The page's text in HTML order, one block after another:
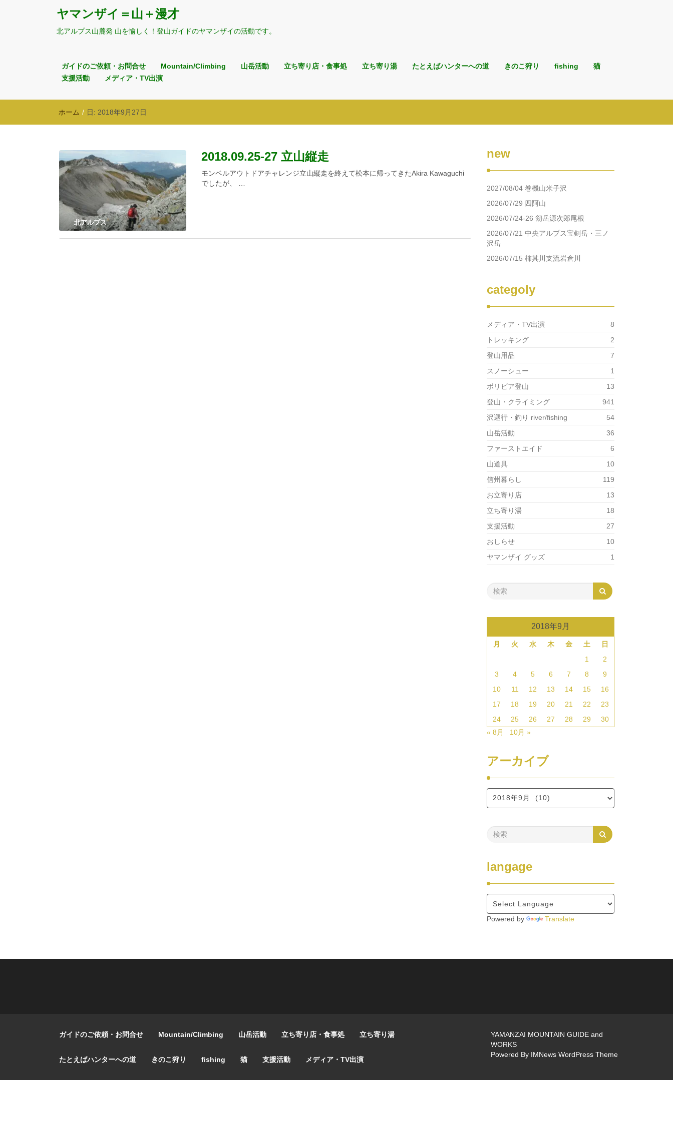
ヤマンザイ＝山＋漫才
北アルプス山麓発 山を愉しく！登山ガイドのヤマンザイの活動です。
ガイドのご依頼・お問合せ Mountain/Climbing 山岳活動 立ち寄り店・食事処 立ち寄り湯 たとえばハンターへの道 きのこ狩り fishing
猫
支援活動
メディア・TV出演
ホーム / 日: 2018年9月27日
北アルプス
2018.09.25-27 立山縦走
モンベルアウトドアチャレンジ立山縦走を終えて松本に帰ってきたAkira Kawaguchi
でしたが、 …
new
2027/08/04 巻機山米子沢
2026/07/29 四阿山
2026/07/24-26 剱岳源次郎尾根
2026/07/21 中央アルプス宝剣岳・三ノ
沢岳
2026/07/15 柿其川支流岩倉川
categoly
メディア・TV出演
8
トレッキング
2
登山用品
7
スノーシュー
1
ボリビア登山
13
登山・クライミング
941
沢遡行・釣り river/fishing
54
山岳活動
36
ファーストエイド
6
山道具
10
信州暮らし
119
お立寄り店
13
立ち寄り湯
18
支援活動
27
おしらせ
10
ヤマンザイ グッズ
1
2018年9月
月 火 水 木 金 土
日
1
2
3
4 5 6 7 8
9
10
11 12 13 14 15
16
17
18 19 20 21 22
23
24
25 26 27 28 29
30
« 8月
10月 »
アーカイブ
langage
Powered by Translate
ガイドのご依頼・お問合せ Mountain/Climbing 山岳活動 立ち寄り店・食事処 立ち寄り湯
たとえばハンターへの道 きのこ狩り fishing 猫 支援活動 メディア・TV出演
YAMANZAI MOUNTAIN GUIDE and
WORKS
Powered By IMNews WordPress Theme